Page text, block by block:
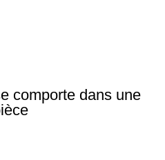
comporte dans une